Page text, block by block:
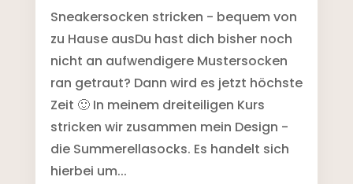
Sneakersocken stricken - bequem von
zu Hause ausDu hast dich bisher noch
nicht an aufwendigere Mustersocken
ran getraut? Dann wird es jetzt höchste
Zeit 🙂 In meinem dreiteiligen Kurs
stricken wir zusammen mein Design -
die Summerellasocks. Es handelt sich
hierbei um...